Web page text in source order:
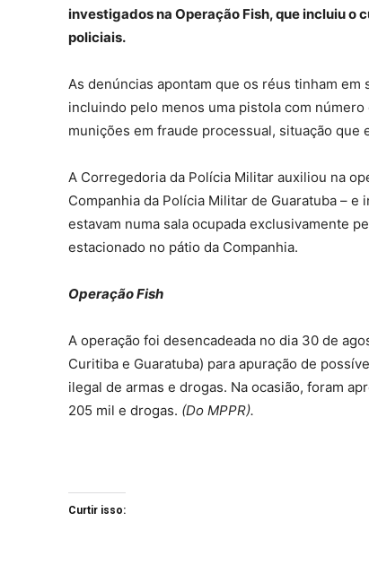
investigados na Operação Fish, que incluiu o
policiais.
As denúncias apontam que os réus tinham
incluindo pelo menos uma pistola com
munições em fraude processual, situação que
A Corregedoria da Polícia Militar auxiliou na
Companhia da Polícia Militar de Guaratuba –
estavam numa sala ocupada exclusivamente
estacionado no pátio da Companhia.
Operação Fish
A operação foi desencadeada no dia 30 de
Curitiba e Guaratuba) para apuração de
ilegal de armas e drogas. Na ocasião, foram
205 mil e drogas. (Do MPPR).
Curtir isso: